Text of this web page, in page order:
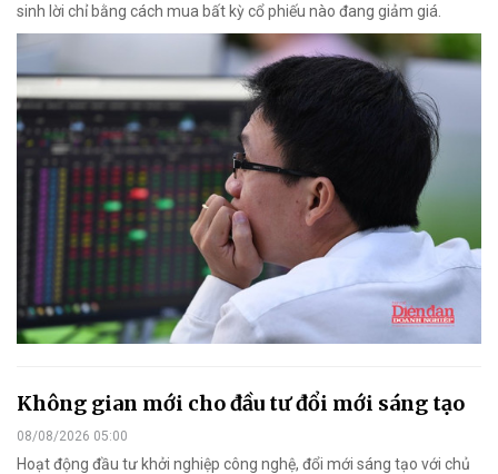
sinh lời chỉ bằng cách mua bất kỳ cổ phiếu nào đang giảm giá.
Không gian mới cho đầu tư đổi mới sáng tạo
08/08/2026 05:00
Hoạt động đầu tư khởi nghiệp công nghệ, đổi mới sáng tạo với chủ